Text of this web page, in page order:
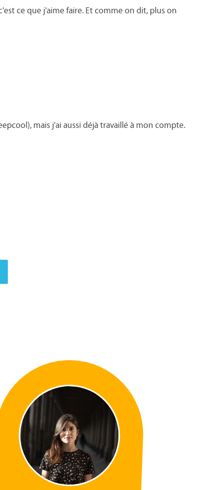
ce que j'aime faire. Et comme on dit, plus on
mais j'ai aussi déjà travaillé à mon compte.